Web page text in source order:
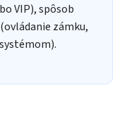
VIP), spôsob
zámku,